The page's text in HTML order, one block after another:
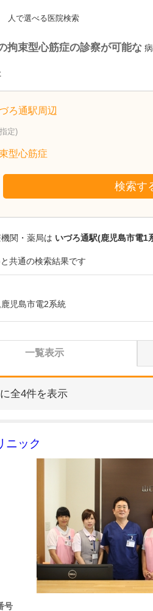
人で選べる医院検索
拘束型心筋症の診察が可能な
ろ通駅周辺
定)
型心筋症
検索す
関・薬局は いづろ通駅(鹿児島市電1
共通の検索結果です
児島市電2系統
一覧表示
全4件を表示
ニック
号